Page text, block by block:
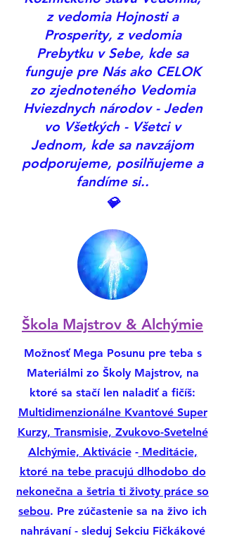
z vedomia Hojnosti a
Prosperity, z vedomia
Prebytku v Sebe, kde sa
funguje pre Nás ako CELOK
zo zjednoteného Vedomia
Hviezdnych národov - Jeden
vo Všetkých - Všetci v
Jednom, kde sa navzájom
podporujeme, posilňujeme a
fandíme si..
💎
​Škola Majstrov & Alchýmie
Možnosť Mega Posunu pre teba s
Materiálmi zo Školy Majstrov, na
ktoré sa stačí len naladiť a fičíš:
Multidimenzionálne Kvantové Super
Kurzy, Transmisie, Zvukovo-Svetelné
Alchýmie, Aktivácie-Meditácie,
ktoré na tebe pracujú dlhodobo do
nekonečna a šetria ti životy práce so
sebou. Pre zúčastenie sa na živo ich
nahrávaní - sleduj Sekciu Fičkákové